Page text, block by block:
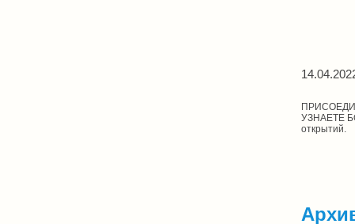
УЗНАЕТЕ
открытий.